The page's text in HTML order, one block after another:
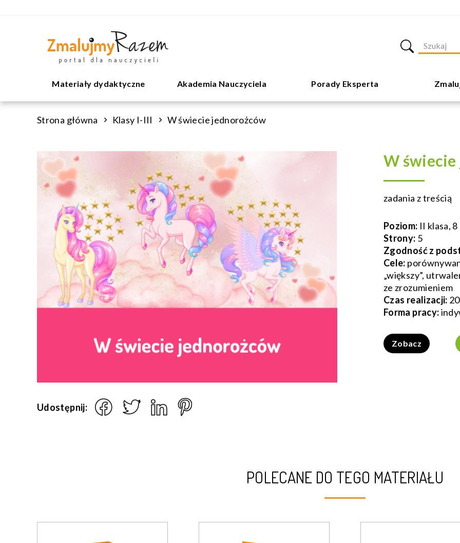
Materiały dydaktyczne Akademia Nauczyciela Porady Eksperta
Strona główna Klasy I-III W świecie jednorożców
Udostępnij:
W
zadania z treścią
Poziom: II klasa,
Strony: 5
Zgodność z
Cele:
„większy”,
ze zrozumieniem
Czas realizacji:
Forma pracy:
Zobacz
POLECANE DO TEGO MATERIAŁU